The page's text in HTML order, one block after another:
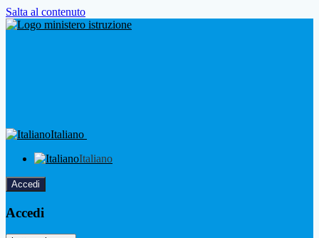
Salta al contenuto
Italiano
Italiano
Accedi
Accedi